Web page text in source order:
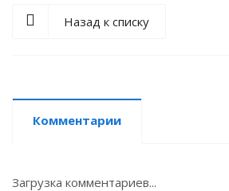
Назад к списку
Комментарии
Загрузка комментариев...